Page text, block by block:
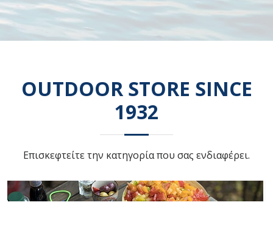
OUTDOOR STORE SINCE
1932
Επισκεφτείτε την κατηγορία που σας ενδιαφέρει.